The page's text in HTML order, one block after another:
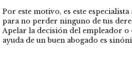
Por este motivo, es este
para no perder ninguno de tus
Apelar la decisión del empleador o
ayuda de un buen abogado es